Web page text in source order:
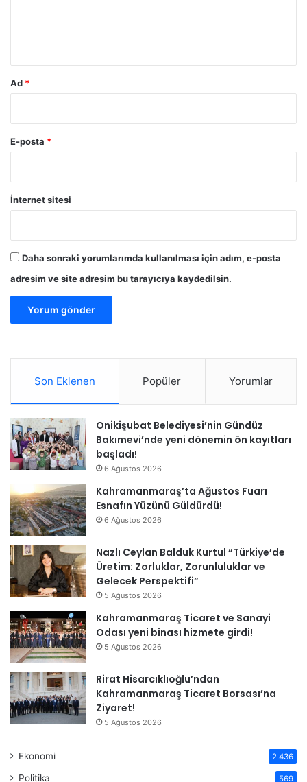
Ad *
E-posta *
İnternet sitesi
Daha sonraki yorumlarımda kullanılması için adım, e-posta
adresim ve site adresim bu tarayıcıya kaydedilsin.
Son Eklenen Popüler Yorumlar
Onikişubat Belediyesi’nin Gündüz
Bakımevi’nde yeni dönemin ön kayıtları
başladı!
6 Ağustos 2026
Kahramanmaraş’ta Ağustos Fuarı
Esnafın Yüzünü Güldürdü!
6 Ağustos 2026
Nazlı Ceylan Balduk Kurtul “Türkiye’de
Üretim: Zorluklar, Zorunluluklar ve
Gelecek Perspektifi”
5 Ağustos 2026
Kahramanmaraş Ticaret ve Sanayi
Odası yeni binası hizmete girdi!
5 Ağustos 2026
Rirat Hisarcıklıoğlu’ndan
Kahramanmaraş Ticaret Borsası’na
Ziyaret!
5 Ağustos 2026
Ekonomi 2.436
Politika 569